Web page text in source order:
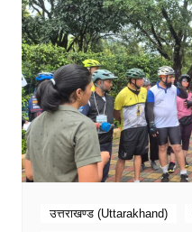
उत्तराखण्ड (Uttarakhand)